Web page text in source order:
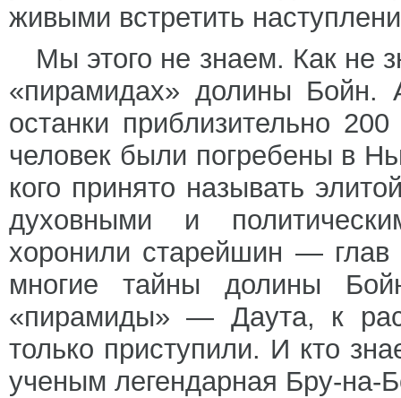
живыми встретить
Мы этого не знаем. Как не
«пирамидах» долины Бойн.
останки приблизительно
человек были погребены в
кого принято называть
духовными и
хоронили старейшин —
многие тайны долины
«пирамиды» — Даута, к
только приступили. И кто
ученым легендарная Бру-на-